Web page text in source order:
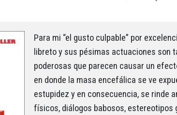
Para mi “el gusto culpable” por
libreto y sus pésimas actuaciones son
poderosas que parecen causar un
en donde la masa encefálica se ve
estupidez y en consecuencia, se rinde
físicos, diálogos babosos, estereotipos